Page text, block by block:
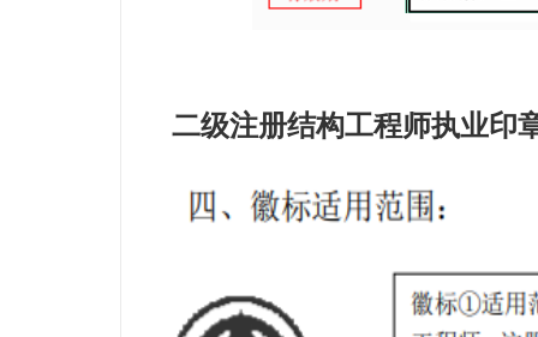
二级注册结构工程师执业印